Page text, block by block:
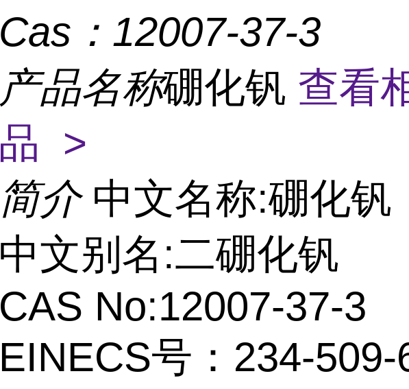
Cas： 12007-37-3
产品名称硼化钒 查看
品 >
简介 中文名称:硼化钒
中文别名:二硼化钒
CAS No:12007-37-3
EINECS号：234-509-